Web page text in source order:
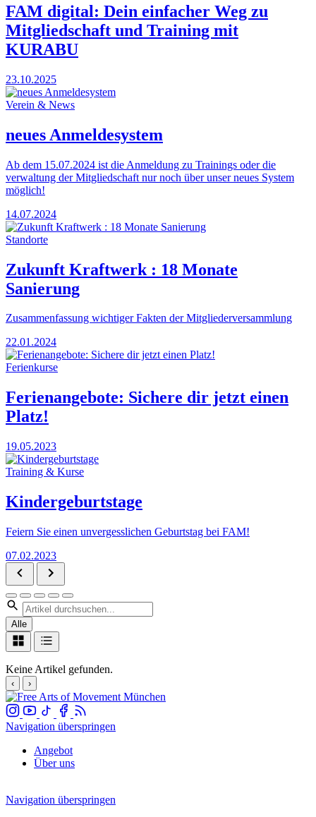
FAM digital: Dein einfacher Weg zu
Mitgliedschaft und Training mit
KURABU
23.10.2025
Verein & News
neues Anmeldesystem
Ab dem 15.07.2024 ist die Anmeldung zu Trainings oder die
verwaltung der Mitgliedschaft nur noch über unser neues System
möglich!
14.07.2024
Standorte
Zukunft Kraftwerk : 18 Monate
Sanierung
Zusammenfassung wichtiger Fakten der Mitgliederversammlung
22.01.2024
Ferienkurse
Ferienangebote: Sichere dir jetzt einen
Platz!
19.05.2023
Training & Kurse
Kindergeburtstage
Feiern Sie einen unvergesslichen Geburtstag bei FAM!
07.02.2023
Alle
Keine Artikel gefunden.
‹ ›
Navigation überspringen
Angebot
Über uns
Navigation überspringen